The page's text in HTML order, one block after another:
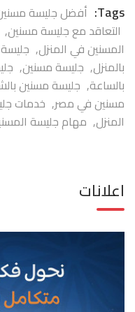
Tags: أفضل جليسة
التعاقد مع جليسة مسنين,
المسنين في المنزل,
بالمنزل, جليسة مسنين,
بالساعة, جليسة مسنين
مسنين في مصر, خدمات
المنزل, مهام جليسة
اعلانات